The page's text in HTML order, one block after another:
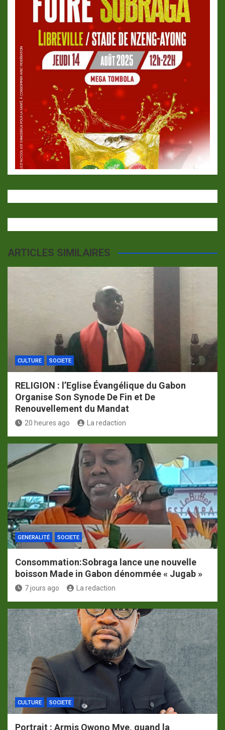
ARTICLES SIMILAIRES
CULTURE SOCIETE
RELIGION : l’Eglise Évangélique du Gabon
Organise Son Synode De Fin et De
Renouvellement du Mandat
20 heures ago La redaction
GENERALITÉ SOCIETE
Consommation:Sobraga lance une nouvelle
boisson Made in Gabon dénommée « Jugab »
7 jours ago La redaction
CULTURE SOCIETE
Portrait : Armis Owono Mve, quand la